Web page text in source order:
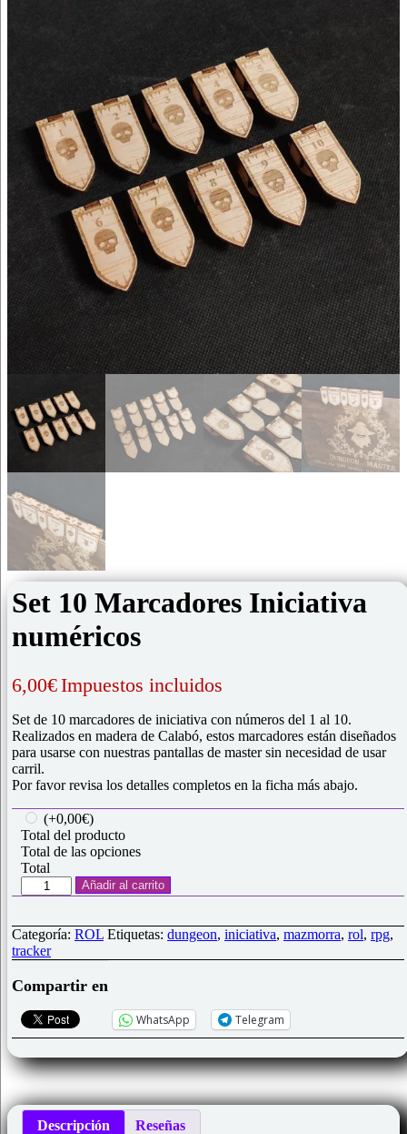
Set 10 Marcadores Iniciativa
numéricos
6,00€Impuestos incluidos
Set de 10 marcadores de iniciativa con números del 1 al 10.
Realizados en madera de Calabó, estos marcadores están diseñados
para usarse con nuestras pantallas de master sin necesidad de usar
carril.
Por favor revisa los detalles completos en la ficha más abajo.
(+0,00€)
Total del producto
Total de las opciones
Total
10
Iniciativa
numéricos
cantidad
Añadir al carrito
Categoría: ROL Etiquetas: dungeon, iniciativa, mazmorra, rol, rpg,
tracker
Compartir en
WhatsApp Telegram
Descripción Reseñas